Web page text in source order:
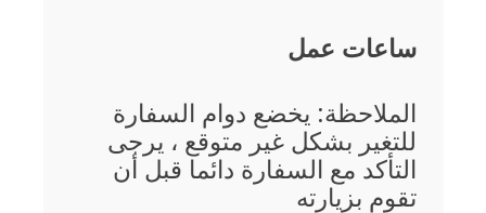
ساعات عمل
الملاحظة: يخضع دوام السفارة
للتغير بشكل غير متوقع ، يرجى
التأكد مع السفارة دائما قبل أن
تقوم بزيارته